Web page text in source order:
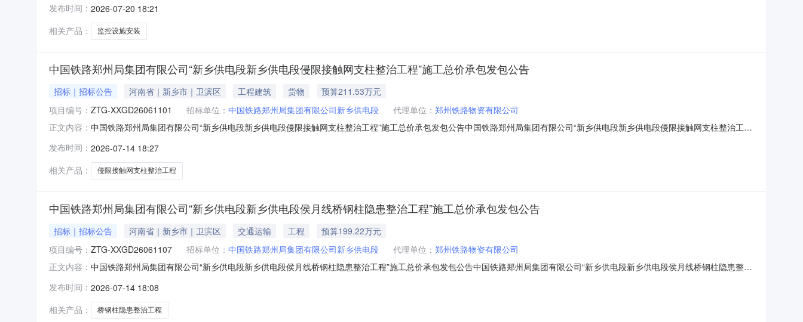
段变电车间、济源、长垣、晋城北、月山5个耐压室项目规模：具体数量见发包文件项目要求：详见发包文件要求报名日期：2026年7月20日15:00至2026年7月27日17:00报名地
点：
发布时间： 2026-07-20 18:21
相关产品：
监控设施安装
中国铁路郑州局集团有限公司“新乡供电段新乡供电段侵限接触网支柱整治工程”施工总价承包发包公告
招标｜招标公告 河南省｜新乡市｜卫滨区 工程建筑 货物
预算211.53万元
项目编号： ZTG-XXGD26061101 招标单位： 中国铁路郑州局集团有限公司新乡供电段 代理单位： 郑州铁路物资有限公司
正文内容： 中国铁路郑州局集团有限公司“新乡供电段新乡供电段侵限接触网支柱整治工程”施工总价承包发包公告中国铁路郑州局集团有限公司“新乡供电段新乡供电段侵限接触网支柱整治工
所）关于新乡供电段侯月线桥钢柱隐患整治、侵限接触网支柱整治工程预算的批复(郑铁财函〔2026〕337号)集团公司关于下达2026年安全生产费使用预算的通知附件1-3新乡供电
段侵限接
发布时间： 2026-07-14 18:27
相关产品：
侵限接触网支柱整治工程
中国铁路郑州局集团有限公司“新乡供电段新乡供电段侯月线桥钢柱隐患整治工程”施工总价承包发包公告
招标｜招标公告 河南省｜新乡市｜卫滨区 交通运输 工程
预算199.22万元
项目编号： ZTG-XXGD26061107 招标单位： 中国铁路郑州局集团有限公司新乡供电段 代理单位： 郑州铁路物资有限公司
正文内容： 中国铁路郑州局集团有限公司“新乡供电段新乡供电段侯月线桥钢柱隐患整治工程”施工总价承包发包公告中国铁路郑州局集团有限公司“新乡供电段新乡供电段侯月线桥钢柱隐患整治
算所）关于新乡供电段侯月线桥钢柱隐患整治、侵限接触网支柱整治工程预算的批复新乡供电段侯月线桥钢柱隐患整治最高限价情况说明新乡供电段侯月线桥钢柱隐患整治工程-施
工图（核备）说明书
发布时间： 2026-07-14 18:08
相关产品：
桥钢柱隐患整治工程